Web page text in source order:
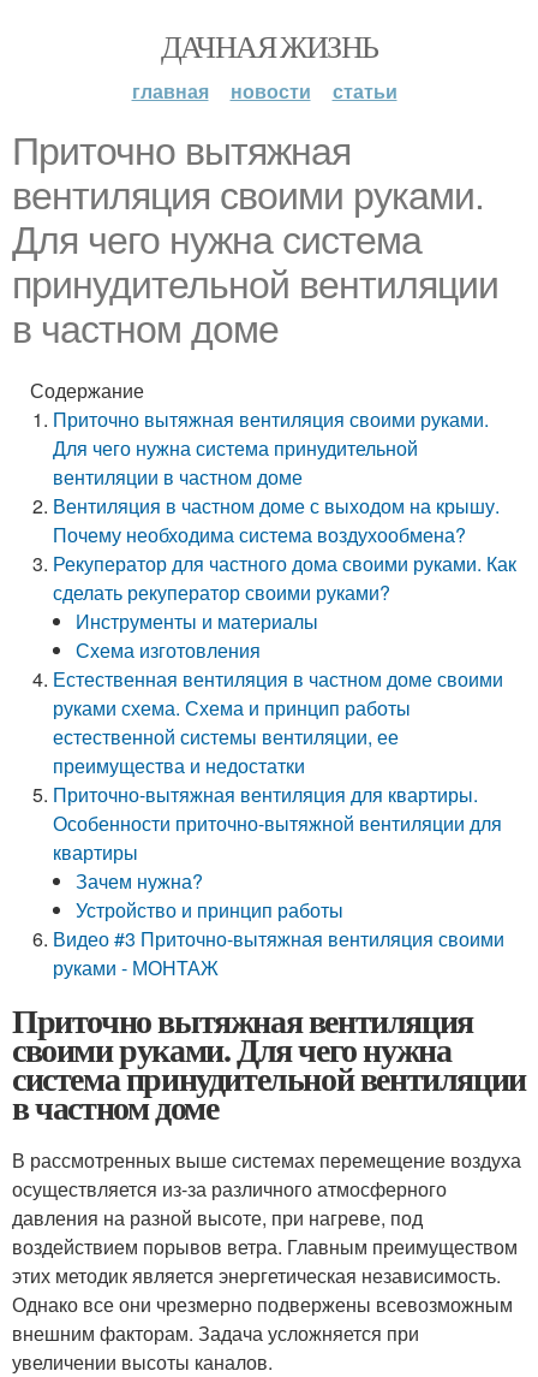
ДАЧНАЯ ЖИЗНЬ
главная новости статьи
Приточно вытяжная
вентиляция своими руками.
Для чего нужна система
принудительной вентиляции
в частном доме
Содержание
Приточно вытяжная вентиляция своими руками.
Для чего нужна система принудительной
вентиляции в частном доме
Вентиляция в частном доме с выходом на крышу.
Почему необходима система воздухообмена?
Рекуператор для частного дома своими руками. Как
сделать рекуператор своими руками?
Инструменты и материалы
Схема изготовления
Естественная вентиляция в частном доме своими
руками схема. Схема и принцип работы
естественной системы вентиляции, ее
преимущества и недостатки
Приточно-вытяжная вентиляция для квартиры.
Особенности приточно-вытяжной вентиляции для
квартиры
Зачем нужна?
Устройство и принцип работы
Видео #3 Приточно-вытяжная вентиляция своими
руками - МОНТАЖ
Приточно вытяжная вентиляция
своими руками. Для чего нужна
система принудительной вентиляции
в частном доме
В рассмотренных выше системах перемещение воздуха
осуществляется из-за различного атмосферного
давления на разной высоте, при нагреве, под
воздействием порывов ветра. Главным преимуществом
этих методик является энергетическая независимость.
Однако все они чрезмерно подвержены всевозможным
внешним факторам. Задача усложняется при
увеличении высоты каналов.